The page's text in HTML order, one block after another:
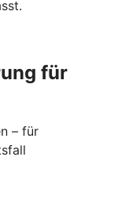
für
– für